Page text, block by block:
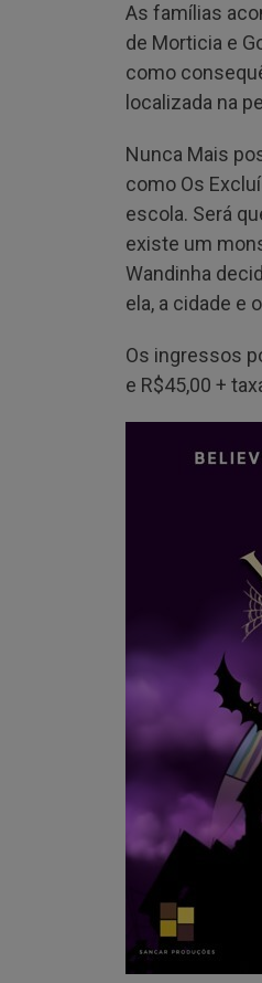
As famílias
de Morticia e
como
localizada na
Nunca Mais
como Os
escola. Será
existe um
Wandinha
ela, a cidade e
Os ingressos
e R$45,00 +